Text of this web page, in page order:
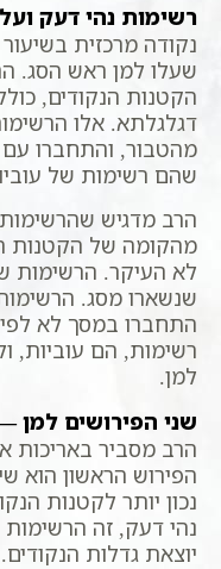
רשימות נהי דעק
נקודה מרכזית
שעלו למן ראש הסג.
הקטנות הנקודים,
דגלגלתא. אלו
מהטבור, והתחברו
שהם רשימות של
הרב מדגיש
מהקומה של הקטנות
לא העיקר. הרשימות
שנשארו מסג.
התחברו במסך לא
רשימות, הם עוביות,
למן.
שני הפירושים למן
הרב מסביר באריכות
הפירוש הראשון הוא
נכון יותר לקטנות
נהי דעק, זה
יוצאת גדלות